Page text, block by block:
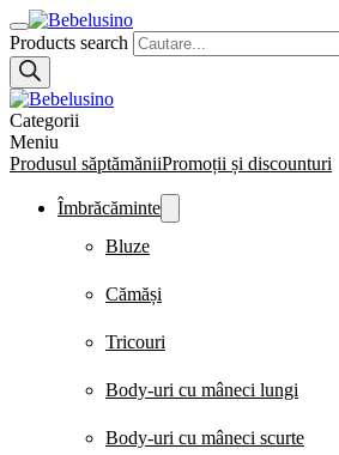
Products search
Categorii
Meniu
Produsul săptămăniiPromoții și discounturi
Îmbrăcăminte
Bluze
Cămăși
Tricouri
Body-uri cu mâneci lungi
Body-uri cu mâneci scurte